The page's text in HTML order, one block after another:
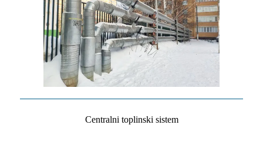
Centralni toplinski sistem